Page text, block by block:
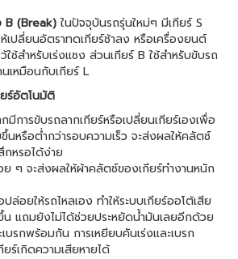
B (Break)ในปัจจุบันรถรุ่นใหม่ๆ มีเกียร์ S
เปลี่ยนอัตราทดเกียร์ช้าลง หรือเครื่องยนต์
ช้สำหรับเร่งแซง ส่วนเกียร์ B ใช้สำหรับขับรถ
เหมือนกับเกียร์ L
ร์อัตโนมัติ
มีการขับรถลากเกียร์หรือเปลี่ยนเกียร์เองเพื่อ
นหรือต่ำกว่ารอบความเร็ว จะส่งผลให้คลัตช์
กหรอได้ง่าย
ๆ จะส่งผลให้ผ้าคลัตช์ของเกียร์ทำงานหนัก
ปล่อยให้รถไหลเอง ทำให้ระบบเกียร์ออโต้เสีย
น แถมยังไม่ได้ช่วยประหยัดน้ำมันเลยอีกด้วย
บรกพร้อมกัน การเหยียบคันเร่งและเบรก
ร์เกิดความเสียหายได้